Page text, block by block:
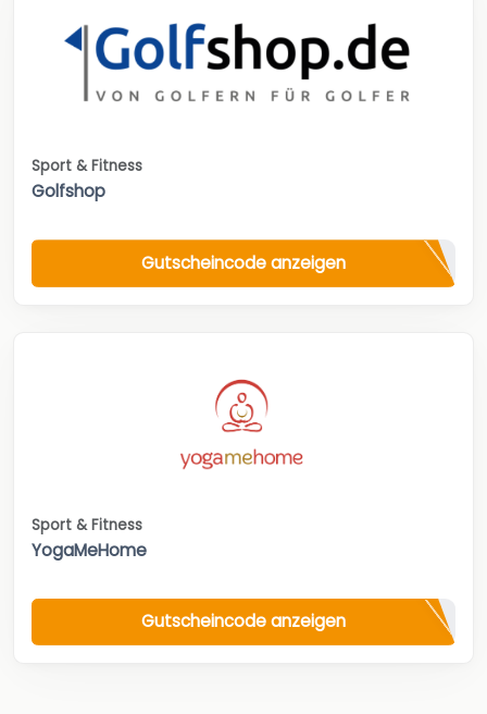
Sport & Fitness
Golfshop
Gutscheincode anzeigen
Sport & Fitness
YogaMeHome
Gutscheincode anzeigen